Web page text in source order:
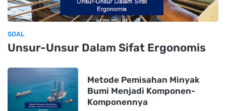
SOAL
Unsur-Unsur Dalam Sifat Ergonomis
Metode Pemisahan Minyak
Bumi Menjadi Komponen-
Komponennya